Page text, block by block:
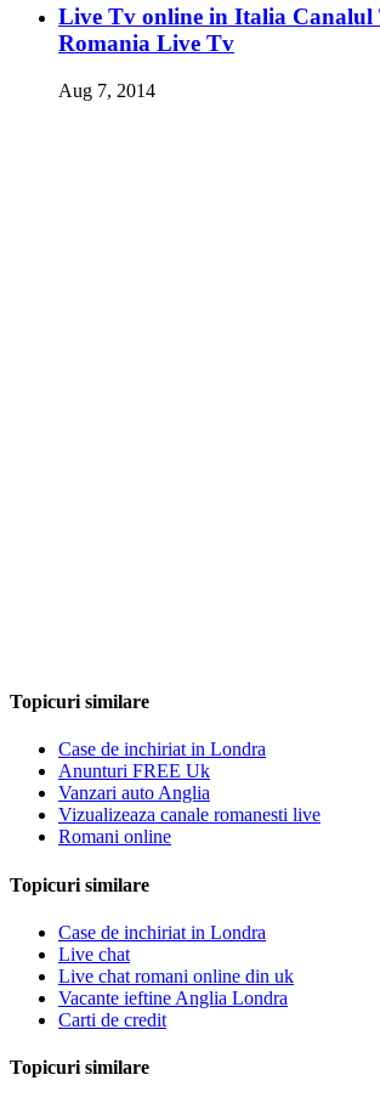
Live Tv online in Italia
Romania Live Tv
Aug 7, 2014
Topicuri similare
Case de inchiriat in Londra
Anunturi FREE Uk
Vanzari auto Anglia
Vizualizeaza canale romanesti live
Romani online
Topicuri similare
Case de inchiriat in Londra
Live chat
Live chat romani online din uk
Vacante ieftine Anglia Londra
Carti de credit
Topicuri similare